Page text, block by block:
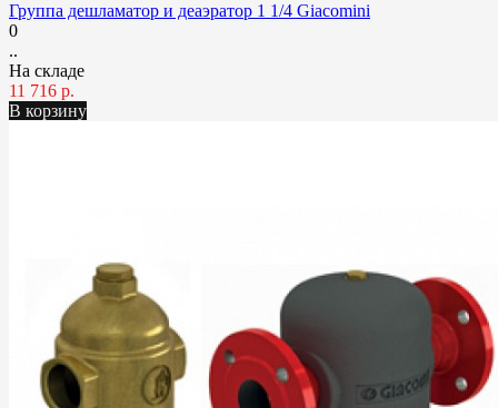
Группа дешламатор и деаэратор 1 1/4 Giacomini
0
..
На складе
11 716 р.
В корзину